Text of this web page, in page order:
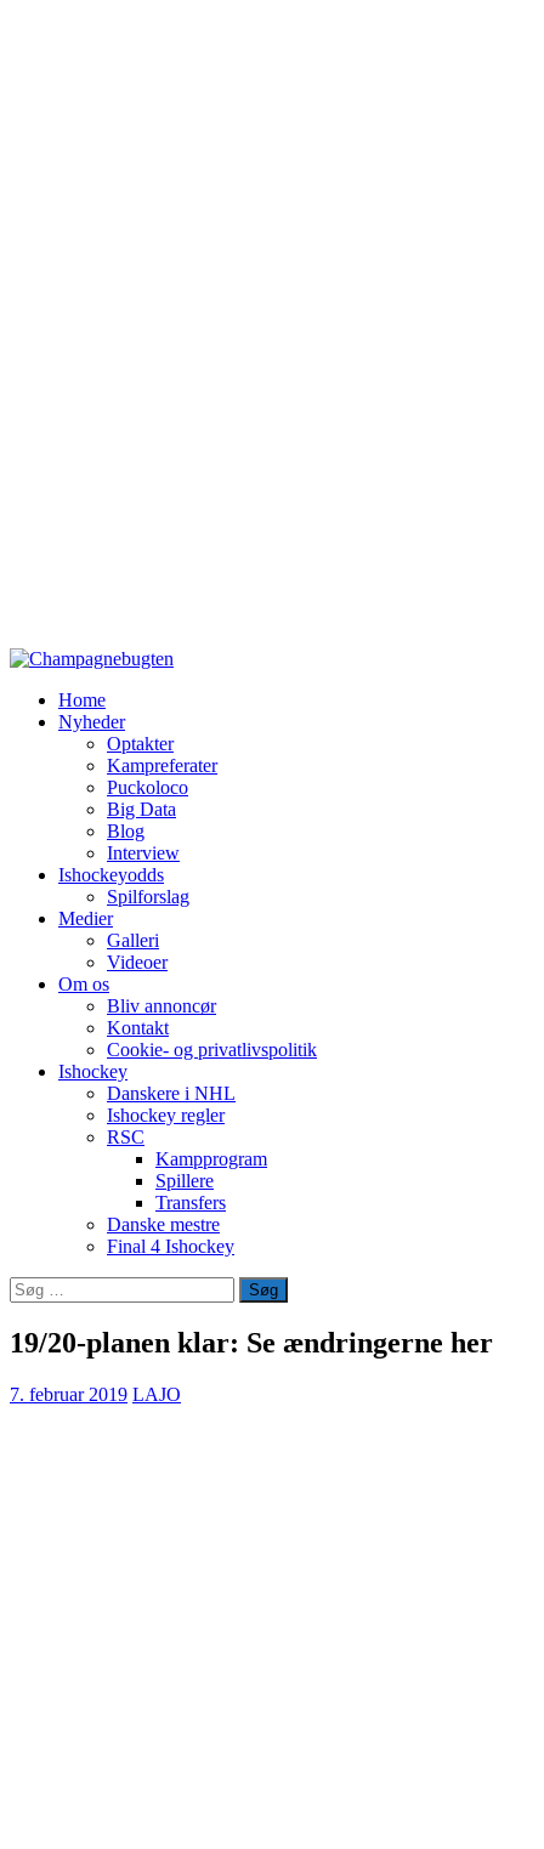
Home
Nyheder
Optakter
Kampreferater
Puckoloco
Big Data
Blog
Interview
Ishockeyodds
Spilforslag
Medier
Galleri
Videoer
Om os
Bliv annoncør
Kontakt
Cookie- og privatlivspolitik
Ishockey
Danskere i NHL
Ishockey regler
RSC
Kampprogram
Spillere
Transfers
Danske mestre
Final 4 Ishockey
Søg
efter:
19/20-planen klar: Se ændringerne her
7. februar 2019 LAJO